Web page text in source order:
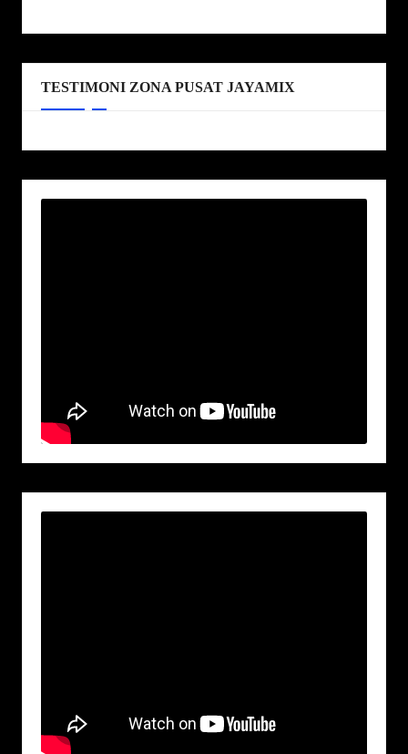
TESTIMONI ZONA PUSAT JAYAMIX